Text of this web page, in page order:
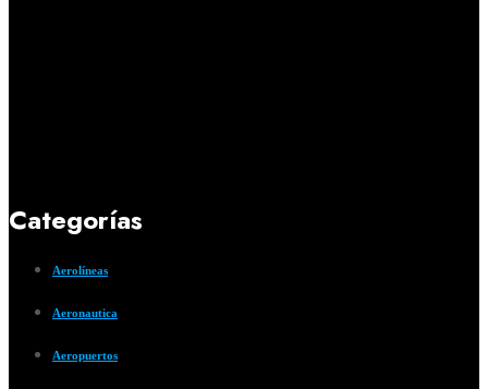
Categorías
Aerolíneas
Aeronautica
Aeropuertos